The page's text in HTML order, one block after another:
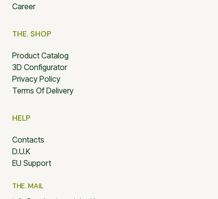
Career
THE. SHOP
Product Catalog
3D Configurator
Privacy Policy
Terms Of Delivery
HELP
Contacts
D.U.K
EU Support
THE. MAIL